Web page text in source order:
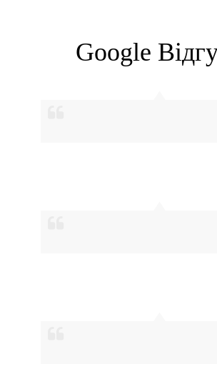
Google